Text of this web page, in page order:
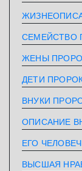
СЕМЕЙСТВО
ЖЕНЫ
ДЕТИ
ВНУКИ
ОПИСАНИЕ
ЕГО
ВЫСШАЯ